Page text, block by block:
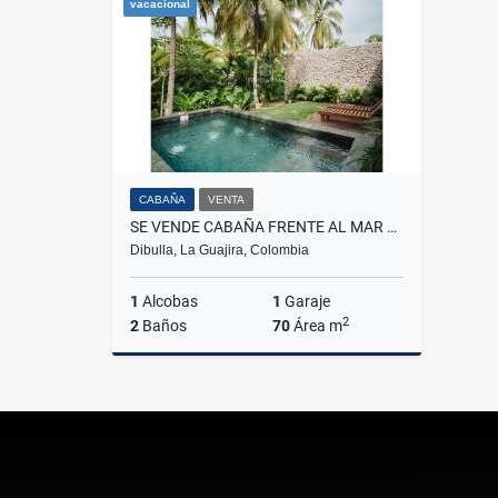
$2.000.000
vacacional
CABAÑA VENTA
SE VENDE CABAÑA FRENTE AL MAR EN PALOMINO NAIO
Dibulla, La Guajira, Colombia
1 Alcobas 1 Garaje
2 Baños 70Área m2
$780.000.000